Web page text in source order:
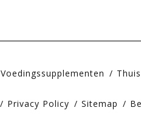
Voedingssupplementen
Privacy Policy Sitemap